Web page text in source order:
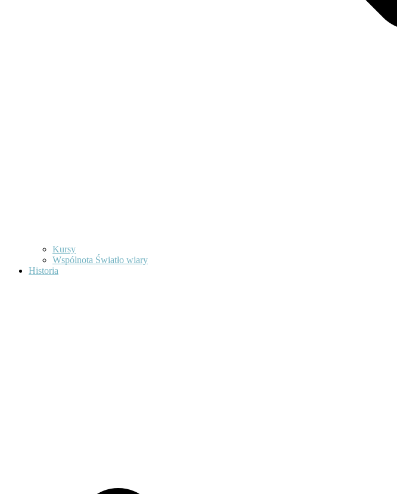
Kursy
Wspólnota Światło wiary
Historia